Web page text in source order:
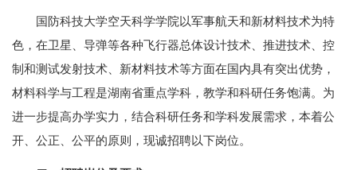
国防科技大学空天科学学院以军事航天和新材料技术为特
色，在卫星、导弹等各种飞行器总体设计技术、推进技术、控
制和测试发射技术、新材料技术等方面在国内具有突出优势，
材料科学与工程是湖南省重点学科，教学和科研任务饱满。为
进一步提高办学实力，结合科研任务和学科发展需求，本着公
开、公正、公平的原则，现诚招聘以下岗位。